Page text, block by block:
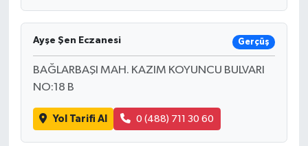
Ayşe Şen Eczanesi Gerçüş
BAĞLARBAŞI MAH. KAZIM KOYUNCU BULVARI
NO:18 B
Yol Tarifi Al 0 (488) 711 30 60